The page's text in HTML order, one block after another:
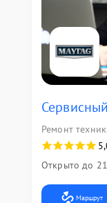
Ремонт
Открыто до
Маршрут